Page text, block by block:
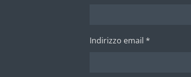
Indirizzo email *